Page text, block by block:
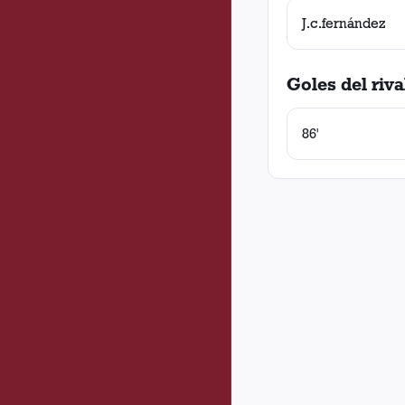
J.c.fernández
Goles del
86'